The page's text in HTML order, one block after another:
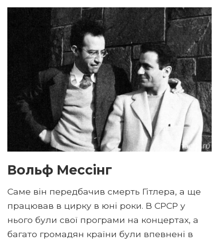
Вольф Мессінг
Саме він передбачив смерть Гітлера, а ще
працював в цирку в юні роки. В СРСР у
нього були свої програми на концертах, а
багато громадян країни були впевнені в